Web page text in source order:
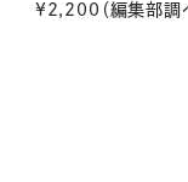
¥2,200（編集部調べ